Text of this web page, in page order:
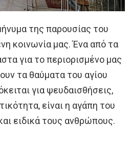
της παρουσίας του
κοινωνία μας. Ένα από τα
για το περιορισμένο μας
τα θαύματα του αγίου
για ψευδαισθήσεις,
είναι η αγάπη του
ειδικά τους ανθρώπους.